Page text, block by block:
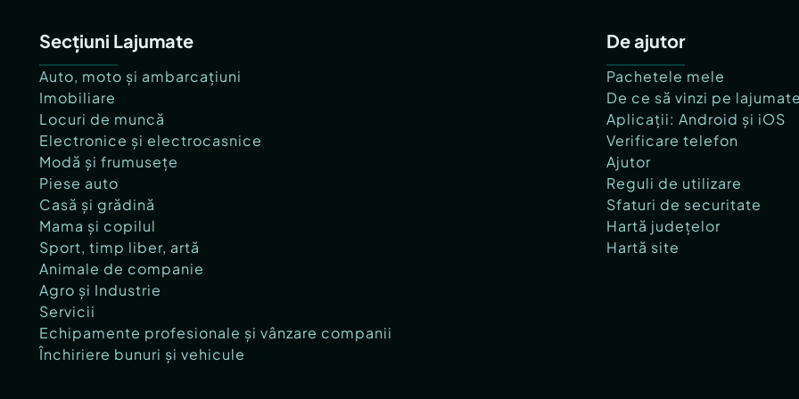
Secțiuni Lajumate
Auto, moto și ambarcațiuni
Imobiliare
Locuri de muncă
Electronice și electrocasnice
Modă și frumusețe
Piese auto
Casă și grădină
Mama și copilul
Sport, timp liber, artă
Animale de companie
Agro și Industrie
Servicii
Echipamente profesionale și vânzare companii
Închiriere bunuri și vehicule
De ajutor
Pachetele mele
De ce să vinzi pe
Aplicații: Android și iOS
Verificare telefon
Ajutor
Reguli de utilizare
Sfaturi de securitate
Hartă județelor
Hartă site